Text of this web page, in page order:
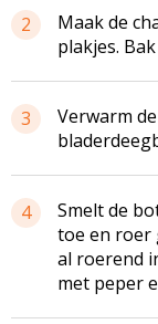
2
Maak de
plakjes.
3
Verwarm
4
Smelt de
toe en roer
al roerend
met peper